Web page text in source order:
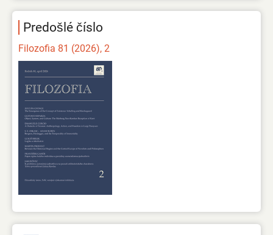
Predošlé číslo
Filozofia 81 (2026), 2